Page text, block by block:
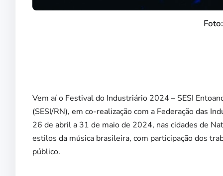
Vem aí o Festival do Industriário 2024 – SESI
(SESI/RN), em co-realização com a Federação das
26 de abril a 31 de maio de 2024, nas cidades de
estilos da música brasileira, com participação dos
público.